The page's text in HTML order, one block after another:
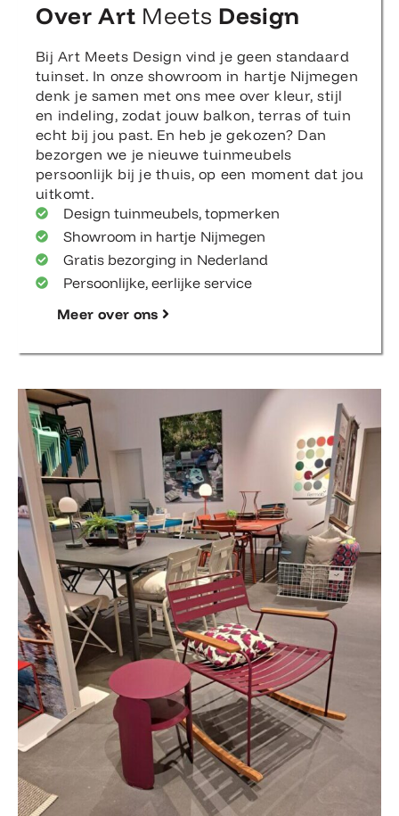
Over Art Meets Design
Bij Art Meets Design vind je geen standaard
tuinset. In onze showroom in hartje Nijmegen
denk je samen met ons mee over kleur, stijl
en indeling, zodat jouw balkon, terras of tuin
echt bij jou past. En heb je gekozen? Dan
bezorgen we je nieuwe tuinmeubels
persoonlijk bij je thuis, op een moment dat jou
uitkomt.
Design tuinmeubels, topmerken
Showroom in hartje Nijmegen
Gratis bezorging in Nederland
Persoonlijke, eerlijke service
Meer over ons